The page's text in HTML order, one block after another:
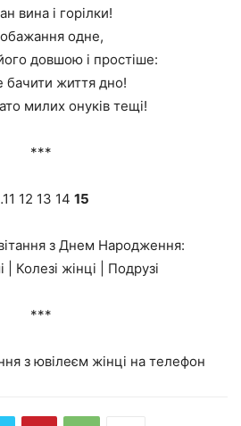
вина і горілки!
одне,
довшою і простіше:
бачити життя дно!
милих онуків тещі!
***
12 13 14 15
з Днем Народження:
| Колезі жінці | Подрузі
***
з ювілеєм жінці на телефон